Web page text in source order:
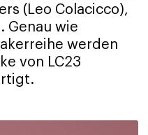
(Leo Colacicco),
Genau wie
werden
von LC23